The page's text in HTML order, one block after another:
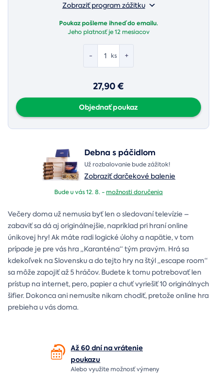
Zobraziť program zážitku
Poukaz pošleme ihneď do emailu.
Jeho platnosť je12 mesiacov
- +
ks
27,90 €
Objednať poukaz
Debna s páčidlom
Už rozbalovanie bude zážitok!
Zobraziť darčekové balenie
Bude u vás 12. 8. -možnosti doručenia
Večery doma už nemusia byť len o sledovaní televízie –
zabaviť sa dá aj originálnejšie, napríklad pri hraní online
únikovej hry! Ak máte radi logické úlohy a napätie, v tom
prípade je pre vás hra „Karanténa“ tým pravým. Hrá sa
kdekoľvek na Slovensku a do tejto hry na štýl „escape room“
sa môže zapojiť až 5 hráčov. Budete k tomu potrebovať len
prístup na internet, pero, papier a chuť vyriešiť 10 originálnych
šifier. Dokonca ani nemusíte nikam chodiť, pretože online hra
prebieha u vás doma.
Až 60 dní na vrátenie
poukazu
Alebo využite možnosť výmeny